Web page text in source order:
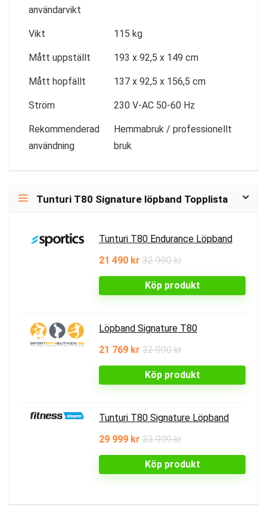
användarvikt
Vikt 115 kg
Mått uppställt 193 x 92,5 x 149 cm
Mått hopfällt 137 x 92,5 x 156,5 cm
Ström 230 V-AC 50-60 Hz
Rekommenderad
användning
Hemmabruk / professionellt
bruk
Tunturi T80 Signature löpband Topplista
Tunturi T80 Endurance Löpband
21 490 kr 32 990 kr
Köp produkt
Löpband Signature T80
21 769 kr 32 990 kr
Köp produkt
Tunturi T80 Signature Löpband
29 999 kr 33 999 kr
Köp produkt